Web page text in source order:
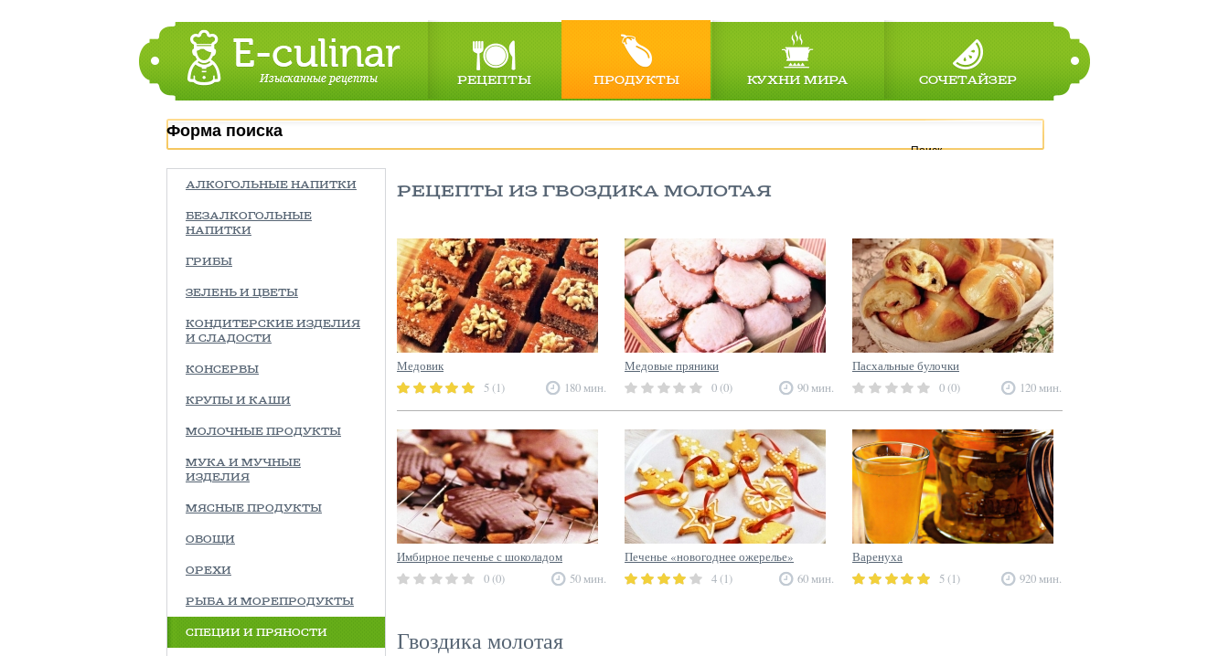
РЕЦЕПТЫ ПРОДУКТЫ КУХНИ МИРА СОЧЕТАЙЗЕР
Форма поиска
Поиск
АЛКОГОЛЬНЫЕ НАПИТКИ
БЕЗАЛКОГОЛЬНЫЕ
НАПИТКИ
ГРИБЫ
ЗЕЛЕНЬ И ЦВЕТЫ
КОНДИТЕРСКИЕ ИЗДЕЛИЯ
И СЛАДОСТИ
КОНСЕРВЫ
КРУПЫ И КАШИ
МОЛОЧНЫЕ ПРОДУКТЫ
МУКА И МУЧНЫЕ
ИЗДЕЛИЯ
МЯСНЫЕ ПРОДУКТЫ
ОВОЩИ
ОРЕХИ
РЫБА И МОРЕПРОДУКТЫ
СПЕЦИИ И ПРЯНОСТИ
РЕЦЕПТЫ ИЗ ГВОЗДИКА МОЛОТАЯ
Медовик
5 (1)
180 мин.
Медовые пряники
0 (0)
90 мин.
Пасхальные булочки
0 (0)
120 мин.
Имбирное печенье с шоколадом
0 (0)
50 мин.
Печенье «новогоднее ожерелье»
4 (1)
60 мин.
Варенуха
5 (1)
920 мин.
Гвоздика молотая